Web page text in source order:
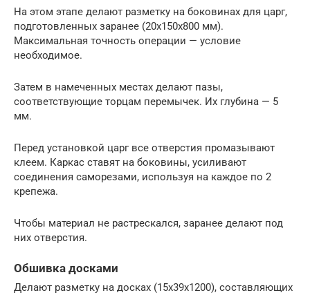
На этом этапе делают разметку на боковинах для царг,
подготовленных заранее (20х150х800 мм).
Максимальная точность операции — условие
необходимое.
Затем в намеченных местах делают пазы,
соответствующие торцам перемычек. Их глубина — 5
мм.
Перед установкой царг все отверстия промазывают
клеем. Каркас ставят на боковины, усиливают
соединения саморезами, используя на каждое по 2
крепежа.
Чтобы материал не растрескался, заранее делают под
них отверстия.
Обшивка досками
Делают разметку на досках (15х39х1200), составляющих